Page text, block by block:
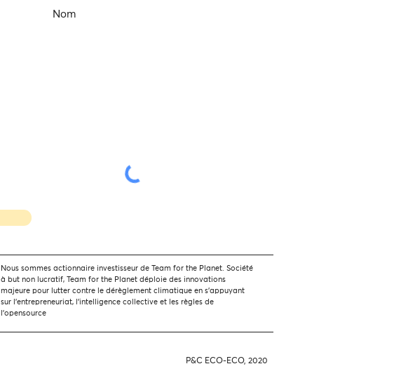
Nom
Nous sommes actionnaire investisseur de Team for the Planet. Société
à but non lucratif, Team for the Planet déploie des innovations
majeure pour lutter contre le dérèglement climatique en s'appuyant
sur l'entrepreneuriat, l'intelligence collective et les règles de
l'opensource
P&C ECO-ECO, 2020